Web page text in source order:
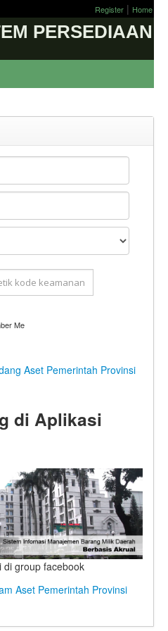
Register | Home
PERSEDIAAN
Me
Aset Pemerintah Provinsi
di Aplikasi
di group facebook
Aset Pemerintah Provinsi